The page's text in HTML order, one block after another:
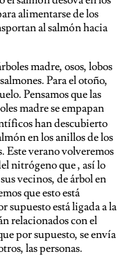
alimentarse de los
al salmón hacia
madre, osos, lobos
Para el otoño,
Pensamos que las
madre se empapan
han descubierto
en los anillos de los
Este verano volveremos
nitrógeno que , así lo
vecinos, de árbol en
que esto está
supuesto está ligada a la
relacionados con el
por supuesto, se envía
las personas.